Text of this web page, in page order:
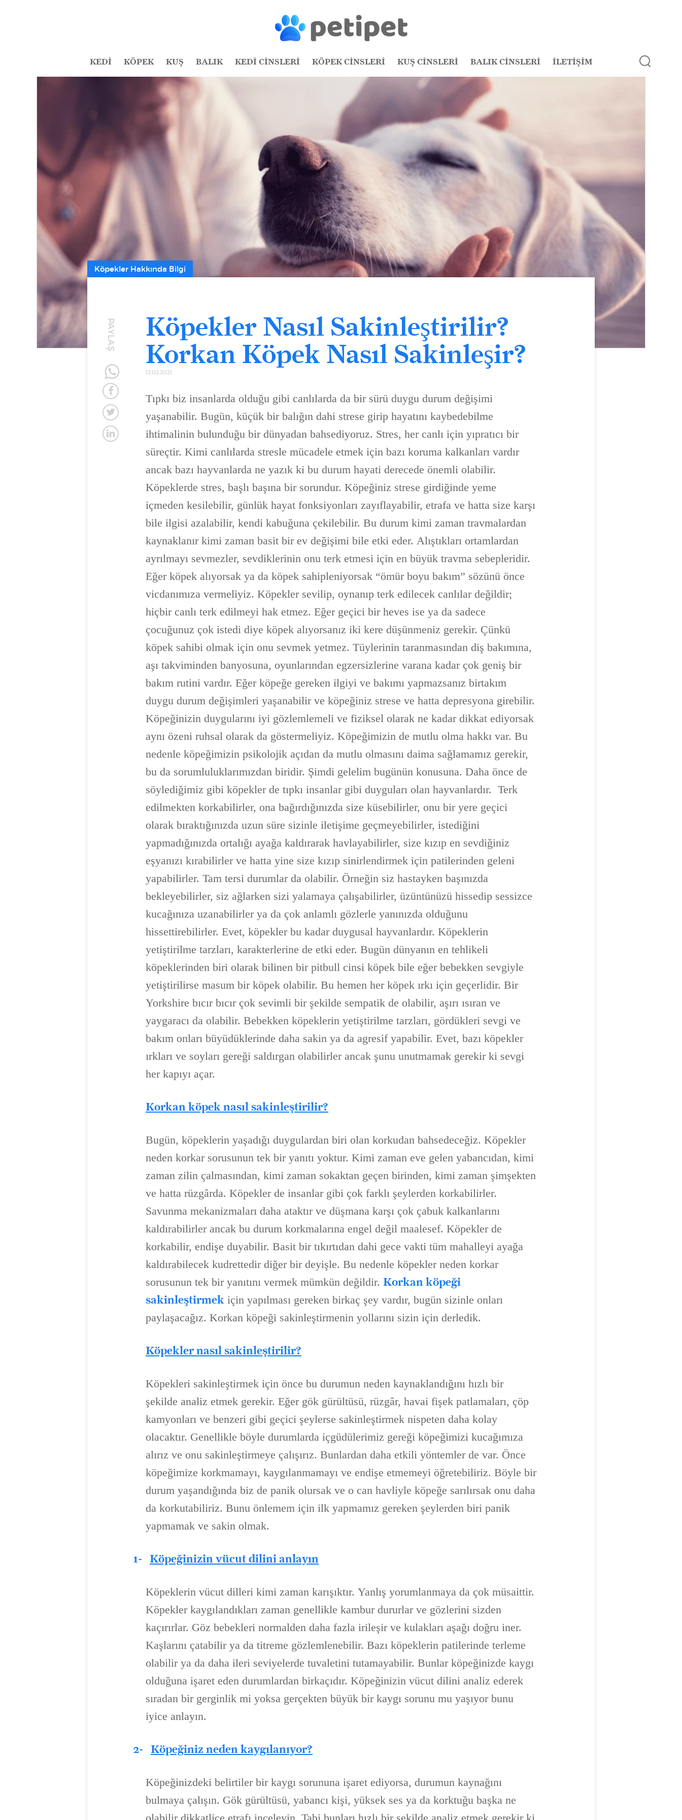
KEDİ KÖPEK KUŞ BALIK KEDİ CİNSLERİ KÖPEK CİNSLERİ KUŞ CİNSLERİ BALIK CİNSLERİ İLETİŞİM
PAYLAŞ
Köpekler Hakkında Bilgi
Köpekler Nasıl Sakinleştirilir?
Korkan Köpek Nasıl Sakinleşir?
12.02.2021
Tıpkı biz insanlarda olduğu gibi canlılarda da bir sürü duygu durum değişimi
yaşanabilir. Bugün, küçük bir balığın dahi strese girip hayatını kaybedebilme
ihtimalinin bulunduğu bir dünyadan bahsediyoruz. Stres, her canlı için yıpratıcı bir
süreçtir. Kimi canlılarda stresle mücadele etmek için bazı koruma kalkanları vardır
ancak bazı hayvanlarda ne yazık ki bu durum hayati derecede önemli olabilir.
Köpeklerde stres, başlı başına bir sorundur. Köpeğiniz strese girdiğinde yeme
içmeden kesilebilir, günlük hayat fonksiyonları zayıflayabilir, etrafa ve hatta size karşı
bile ilgisi azalabilir, kendi kabuğuna çekilebilir. Bu durum kimi zaman travmalardan
kaynaklanır kimi zaman basit bir ev değişimi bile etki eder. Alıştıkları ortamlardan
ayrılmayı sevmezler, sevdiklerinin onu terk etmesi için en büyük travma sebepleridir.
Eğer köpek alıyorsak ya da köpek sahipleniyorsak “ömür boyu bakım” sözünü önce
vicdanımıza vermeliyiz. Köpekler sevilip, oynanıp terk edilecek canlılar değildir;
hiçbir canlı terk edilmeyi hak etmez. Eğer geçici bir heves ise ya da sadece
çocuğunuz çok istedi diye köpek alıyorsanız iki kere düşünmeniz gerekir. Çünkü
köpek sahibi olmak için onu sevmek yetmez. Tüylerinin taranmasından diş bakımına,
aşı takviminden banyosuna, oyunlarından egzersizlerine varana kadar çok geniş bir
bakım rutini vardır. Eğer köpeğe gereken ilgiyi ve bakımı yapmazsanız birtakım
duygu durum değişimleri yaşanabilir ve köpeğiniz strese ve hatta depresyona girebilir.
Köpeğinizin duygularını iyi gözlemlemeli ve fiziksel olarak ne kadar dikkat ediyorsak
aynı özeni ruhsal olarak da göstermeliyiz. Köpeğimizin de mutlu olma hakkı var. Bu
nedenle köpeğimizin psikolojik açıdan da mutlu olmasını daima sağlamamız gerekir,
bu da sorumluluklarımızdan biridir. Şimdi gelelim bugünün konusuna. Daha önce de
söylediğimiz gibi köpekler de tıpkı insanlar gibi duyguları olan hayvanlardır. Terk
edilmekten korkabilirler, ona bağırdığınızda size küsebilirler, onu bir yere geçici
olarak bıraktığınızda uzun süre sizinle iletişime geçmeyebilirler, istediğini
yapmadığınızda ortalığı ayağa kaldırarak havlayabilirler, size kızıp en sevdiğiniz
eşyanızı kırabilirler ve hatta yine size kızıp sinirlendirmek için patilerinden geleni
yapabilirler. Tam tersi durumlar da olabilir. Örneğin siz hastayken başınızda
bekleyebilirler, siz ağlarken sizi yalamaya çalışabilirler, üzüntünüzü hissedip sessizce
kucağınıza uzanabilirler ya da çok anlamlı gözlerle yanınızda olduğunu
hissettirebilirler. Evet, köpekler bu kadar duygusal hayvanlardır. Köpeklerin
yetiştirilme tarzları, karakterlerine de etki eder. Bugün dünyanın en tehlikeli
köpeklerinden biri olarak bilinen bir pitbull cinsi köpek bile eğer bebekken sevgiyle
yetiştirilirse masum bir köpek olabilir. Bu hemen her köpek ırkı için geçerlidir. Bir
Yorkshire bıcır bıcır çok sevimli bir şekilde sempatik de olabilir, aşırı ısıran ve
yaygaracı da olabilir. Bebekken köpeklerin yetiştirilme tarzları, gördükleri sevgi ve
bakım onları büyüdüklerinde daha sakin ya da agresif yapabilir. Evet, bazı köpekler
ırkları ve soyları gereği saldırgan olabilirler ancak şunu unutmamak gerekir ki sevgi
her kapıyı açar.
Korkan köpek nasıl sakinleştirilir?
Bugün, köpeklerin yaşadığı duygulardan biri olan korkudan bahsedeceğiz. Köpekler
neden korkar sorusunun tek bir yanıtı yoktur. Kimi zaman eve gelen yabancıdan, kimi
zaman zilin çalmasından, kimi zaman sokaktan geçen birinden, kimi zaman şimşekten
ve hatta rüzgârda. Köpekler de insanlar gibi çok farklı şeylerden korkabilirler.
Savunma mekanizmaları daha ataktır ve düşmana karşı çok çabuk kalkanlarını
kaldırabilirler ancak bu durum korkmalarına engel değil maalesef. Köpekler de
korkabilir, endişe duyabilir. Basit bir tıkırtıdan dahi gece vakti tüm mahalleyi ayağa
kaldırabilecek kudrettedir diğer bir deyişle. Bu nedenle köpekler neden korkar
sorusunun tek bir yanıtını vermek mümkün değildir. Korkan köpeği
sakinleştirmek için yapılması gereken birkaç şey vardır, bugün sizinle onları
paylaşacağız. Korkan köpeği sakinleştirmenin yollarını sizin için derledik.
Köpekler nasıl sakinleştirilir?
Köpekleri sakinleştirmek için önce bu durumun neden kaynaklandığını hızlı bir
şekilde analiz etmek gerekir. Eğer gök gürültüsü, rüzgâr, havai fişek patlamaları, çöp
kamyonları ve benzeri gibi geçici şeylerse sakinleştirmek nispeten daha kolay
olacaktır. Genellikle böyle durumlarda içgüdülerimiz gereği köpeğimizi kucağımıza
alırız ve onu sakinleştirmeye çalışırız. Bunlardan daha etkili yöntemler de var. Önce
köpeğimize korkmamayı, kaygılanmamayı ve endişe etmemeyi öğretebiliriz. Böyle bir
durum yaşandığında biz de panik olursak ve o can havliyle köpeğe sarılırsak onu daha
da korkutabiliriz. Bunu önlemem için ilk yapmamız gereken şeylerden biri panik
yapmamak ve sakin olmak.
1- Köpeğinizin vücut dilini anlayın
Köpeklerin vücut dilleri kimi zaman karışıktır. Yanlış yorumlanmaya da çok müsaittir.
Köpekler kaygılandıkları zaman genellikle kambur dururlar ve gözlerini sizden
kaçırırlar. Göz bebekleri normalden daha fazla irileşir ve kulakları aşağı doğru iner.
Kaşlarını çatabilir ya da titreme gözlemlenebilir. Bazı köpeklerin patilerinde terleme
olabilir ya da daha ileri seviyelerde tuvaletini tutamayabilir. Bunlar köpeğinizde kaygı
olduğuna işaret eden durumlardan birkaçıdır. Köpeğinizin vücut dilini analiz ederek
sıradan bir gerginlik mi yoksa gerçekten büyük bir kaygı sorunu mu yaşıyor bunu
iyice anlayın.
2- Köpeğiniz neden kaygılanıyor?
Köpeğinizdeki belirtiler bir kaygı sorununa işaret ediyorsa, durumun kaynağını
bulmaya çalışın. Gök gürültüsü, yabancı kişi, yüksek ses ya da korktuğu başka ne